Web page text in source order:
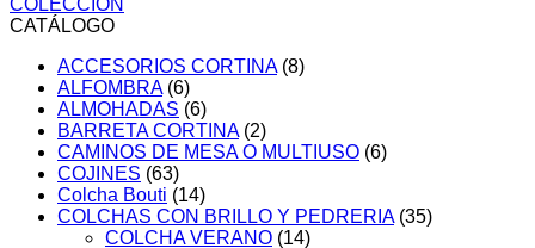
FELIZ
33X180CM
cantidad
COLECCIÓN
CATÁLOGO
ACCESORIOS CORTINA (8)
ALFOMBRA (6)
ALMOHADAS (6)
BARRETA CORTINA (2)
CAMINOS DE MESA O MULTIUSO (6)
COJINES (63)
Colcha Bouti (14)
COLCHAS CON BRILLO Y PEDRERIA (35)
COLCHA VERANO (14)